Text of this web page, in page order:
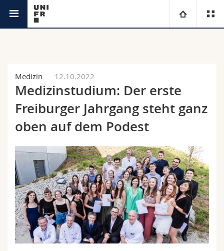
Campus
Forschung
Universität
Weiterbildung
Theologische Fak.
Rechtswissenschaftliche Fak.
Wirtschafts- und Sozialwissenschaftliche Fak.
Philosophische Fak.
Fak. für Erziehungs- und Bildungswissenschaften
Math.-Nat. und Med. Fak.
Informationen für
Studieninteressierte
Studierende
Medien
Forschende
Mitarbeitende
Ressourcen
Personenverzeichnis
Ortsplan
Bibliotheken
Webmail
Medizin 12.10.2022
Medizinstudium: Der erste
Freiburger Jahrgang steht ganz
oben auf dem Podest